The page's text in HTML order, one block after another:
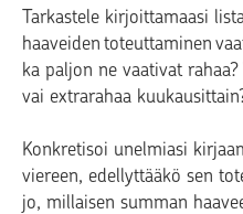
Tarkastele kirjoittamaasi
haaveiden toteuttaminen
ka paljon ne vaativat
vai extrarahaa
Konkretisoi unelmiasi
viereen, edellyttääkö sen
jo, millaisen summan